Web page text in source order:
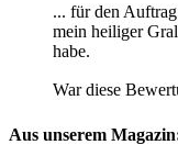
... für den
mein heiliger
habe.
War diese
Aus unserem